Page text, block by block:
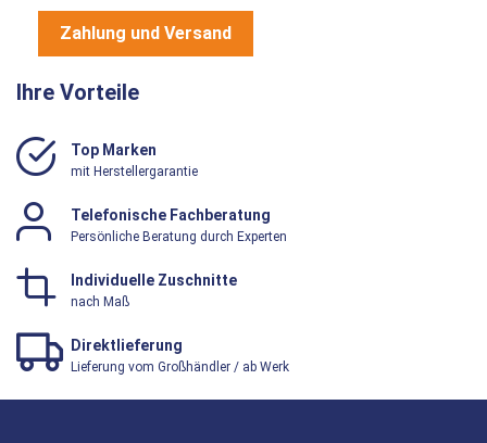
Zahlung und Versand
Ihre Vorteile
Top Marken
mit Herstellergarantie
Telefonische Fachberatung
Persönliche Beratung durch Experten
Individuelle Zuschnitte
nach Maß
Direktlieferung
Lieferung vom Großhändler / ab Werk